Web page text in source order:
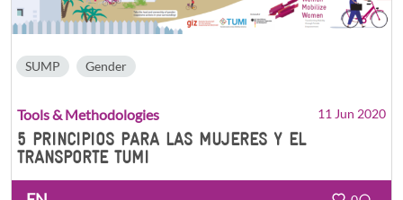
SUMP Gender
Tools & Methodologies 11 Jun 2020
5 PRINCIPIOS PARA LAS MUJERES Y EL
TRANSPORTE TUMI